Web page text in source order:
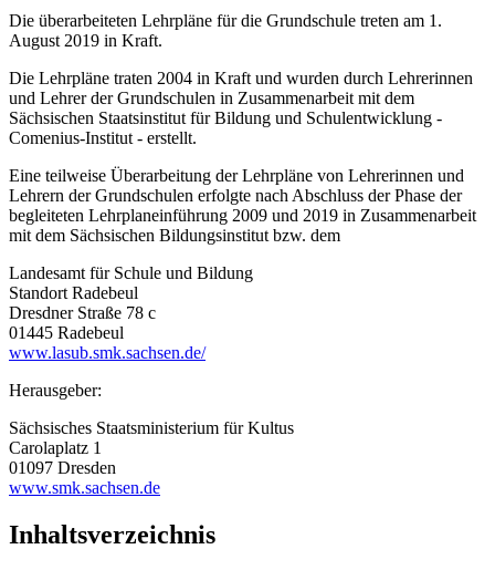
Die überarbeiteten Lehrpläne für die Grundschule treten am 1.
August 2019 in Kraft.
Die Lehrpläne traten 2004 in Kraft und wurden durch Lehrerinnen
und Lehrer der Grundschulen in Zusammenarbeit mit dem
Sächsischen Staatsinstitut für Bildung und Schulentwicklung -
Comenius-Institut - erstellt.
Eine teilweise Überarbeitung der Lehrpläne von Lehrerinnen und
Lehrern der Grundschulen erfolgte nach Abschluss der Phase der
begleiteten Lehrplaneinführung 2009 und 2019 in Zusammenarbeit
mit dem Sächsischen Bildungsinstitut bzw. dem
Landesamt für Schule und Bildung
Standort Radebeul
Dresdner Straße 78 c
01445 Radebeul
www.lasub.smk.sachsen.de/
Herausgeber:
Sächsisches Staatsministerium für Kultus
Carolaplatz 1
01097 Dresden
www.smk.sachsen.de
Inhaltsverzeichnis